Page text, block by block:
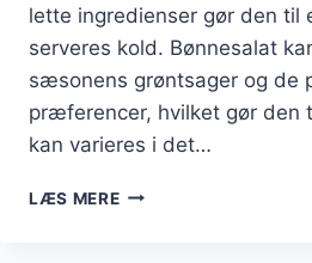
lette ingredienser gør den til
serveres kold. Bønnesalat
sæsonens grøntsager og de
præferencer, hvilket gør den
kan varieres i det…
LÆS MEREBØNNESALAT